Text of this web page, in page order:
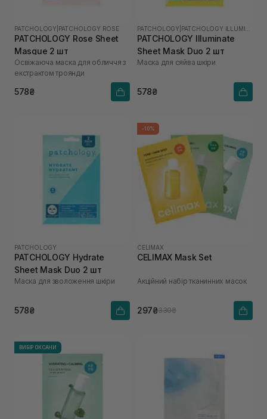
PATCHOLOGY PATCHOLOGY ROSE
PATCHOLOGY Rosе Sheet
Masque 2 шт
Освіжаюча маска для обличчя з
екстрактом троянди
578₴
PATCHOLOGY
PATCHOLOGY Illuminate
Sheet Mask Duo 2 шт
Маска для сяйва шкіри
578₴
PATCHOLOGY
PATCHOLOGY Hydrate
Sheet Mask Duo 2 шт
Маска для зволоження шкіри
578₴
-10%
CELIMAX
CELIMAX Mask Set
Акційний набір тканинних масок
297₴330₴
ВИБІР ОКСАНИ